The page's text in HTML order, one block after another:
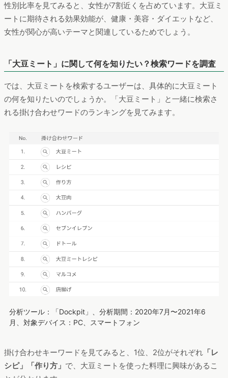
性別比率を見てみると、女性が7割近くを占めています。大豆ミ
ートに期待される効果効能が、健康・美容・ダイエットなど、
女性が関心が高いテーマと関連しているためでしょう。
「大豆ミート」に関して何を知りたい？検索ワードを調査
では、大豆ミートを検索するユーザーは、具体的に大豆ミート
の何を知りたいのでしょうか。「大豆ミート」と一緒に検索さ
れる掛け合わせワードのランキングを見てみます。
分析ツール：「Dockpit」、分析期間：2020年7月〜2021年6
月、対象デバイス：PC、スマートフォン
掛け合わせキーワードを見てみると、1位、2位がそれぞれ 「レ
シピ」「作り方」 で、大豆ミートを使った料理に興味があるこ